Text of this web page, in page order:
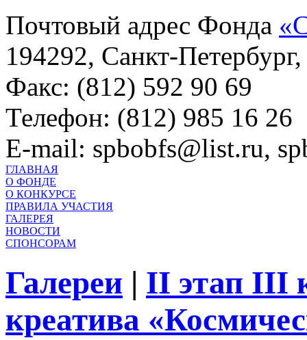
Почтовый адрес Фонда
194292, Санкт-
Факс: (812) 592 90 69
Телефон: (812) 985 16 26
E-mail: spbobfs@list.ru,
ГЛАВНАЯ
О ФОНДЕ
О КОНКУРСЕ
ПРАВИЛА УЧАСТИЯ
ГАЛЕРЕЯ
НОВОСТИ
СПОНСОРАМ
Галереи | II этап III
креатива